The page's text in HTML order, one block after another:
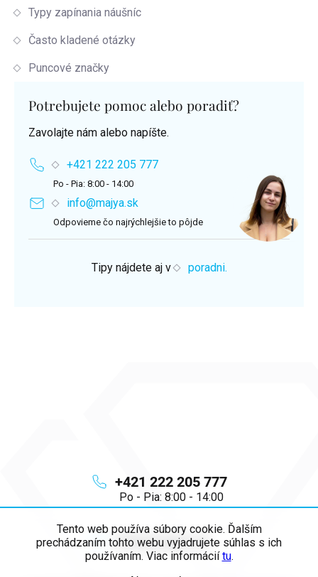
Tento web používa súbory cookie. Ďalším
prechádzaním tohto webu vyjadrujete súhlas s ich
používaním. Viac informáciítu.
info@majya.sk
+421 222 205 777
Po - Pia: 8:00 - 14:00
Typy zapínania náušníc
Často kladené otázky
Puncové značky
Potrebujete pomoc alebo poradiť?
Zavolajte nám alebo napíšte.
+421 222 205 777
Po - Pia: 8:00 - 14:00
info@majya.sk
Odpovieme čo najrýchlejšie to pôjde
Tipy nájdete aj v poradni.